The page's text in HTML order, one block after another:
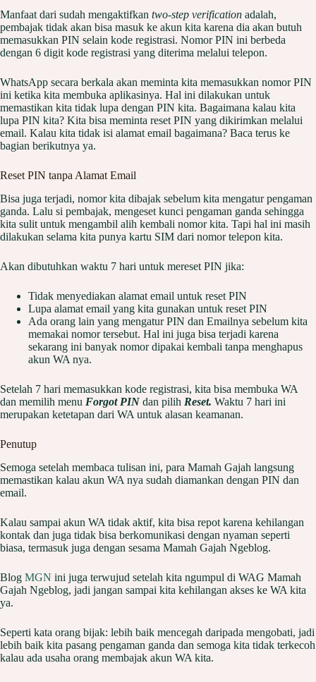
Manfaat dari sudah mengaktifkan two-step verification adalah,
pembajak tidak akan bisa masuk ke akun kita karena dia akan butuh
memasukkan PIN selain kode registrasi. Nomor PIN ini berbeda
dengan 6 digit kode registrasi yang diterima melalui telepon.
WhatsApp secara berkala akan meminta kita memasukkan nomor PIN
ini ketika kita membuka aplikasinya. Hal ini dilakukan untuk
memastikan kita tidak lupa dengan PIN kita. Bagaimana kalau kita
lupa PIN kita? Kita bisa meminta reset PIN yang dikirimkan melalui
email. Kalau kita tidak isi alamat email bagaimana? Baca terus ke
bagian berikutnya ya.
Reset PIN tanpa Alamat Email
Bisa juga terjadi, nomor kita dibajak sebelum kita mengatur pengaman
ganda. Lalu si pembajak, mengeset kunci pengaman ganda sehingga
kita sulit untuk mengambil alih kembali nomor kita. Tapi hal ini masih
dilakukan selama kita punya kartu SIM dari nomor telepon kita.
Akan dibutuhkan waktu 7 hari untuk mereset PIN jika:
Tidak menyediakan alamat email untuk reset PIN
Lupa alamat email yang kita gunakan untuk reset PIN
Ada orang lain yang mengatur PIN dan Emailnya sebelum kita
memakai nomor tersebut. Hal ini juga bisa terjadi karena
sekarang ini banyak nomor dipakai kembali tanpa menghapus
akun WA nya.
Setelah 7 hari memasukkan kode registrasi, kita bisa membuka WA
dan memilih menu Forgot PIN dan pilih Reset. Waktu 7 hari ini
merupakan ketetapan dari WA untuk alasan keamanan.
Penutup
Semoga setelah membaca tulisan ini, para Mamah Gajah langsung
memastikan kalau akun WA nya sudah diamankan dengan PIN dan
email.
Kalau sampai akun WA tidak aktif, kita bisa repot karena kehilangan
kontak dan juga tidak bisa berkomunikasi dengan nyaman seperti
biasa, termasuk juga dengan sesama Mamah Gajah Ngeblog.
Blog MGN ini juga terwujud setelah kita ngumpul di WAG Mamah
Gajah Ngeblog, jadi jangan sampai kita kehilangan akses ke WA kita
ya.
Seperti kata orang bijak: lebih baik mencegah daripada mengobati, jadi
lebih baik kita pasang pengaman ganda dan semoga kita tidak terkecoh
kalau ada usaha orang membajak akun WA kita.